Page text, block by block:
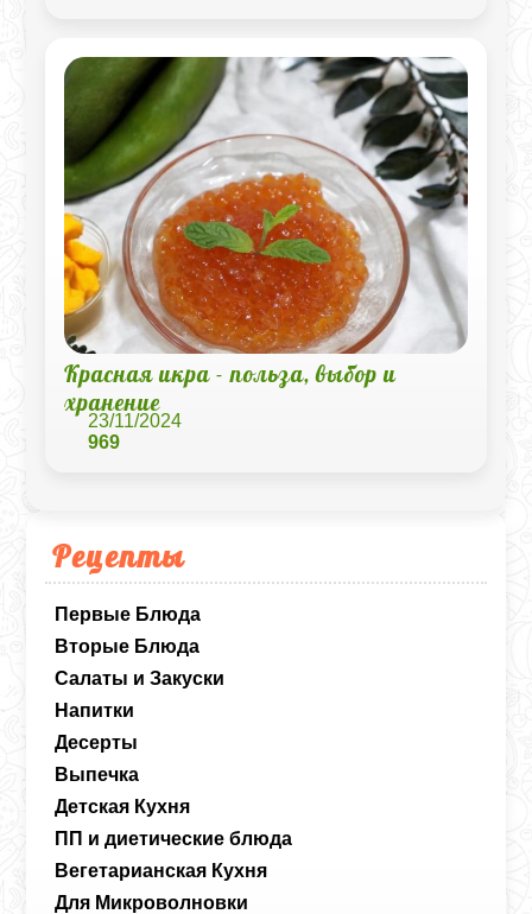
Рецепты
Первые Блюда
Вторые Блюда
Салаты и Закуски
Напитки
Десерты
Выпечка
Детская Кухня
ПП и диетические блюда
Вегетарианская Кухня
Для Микроволновки
Красная икра - польза, выбор и
хранение
23/11/2024
969